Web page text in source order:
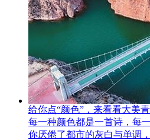
给你点“颜色”，来看看大美
每一种颜色都是一首诗，每
你厌倦了都市的灰白与单调